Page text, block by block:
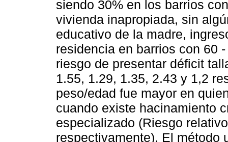
siendo 30% en los barrios
vivienda inapropiada, sin
educativo de la madre,
residencia en barrios con 60
riesgo de presentar déficit
1.55, 1.29, 1.35, 2.43 y 1,2
peso/edad fue mayor en
cuando existe hacinamiento
especializado (Riesgo
respectivamente). El método